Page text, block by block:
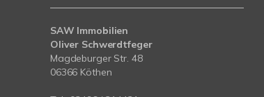
SAW Immobilien
Oliver Schwerdtfeger
Magdeburger Str. 48
06366 Köthen